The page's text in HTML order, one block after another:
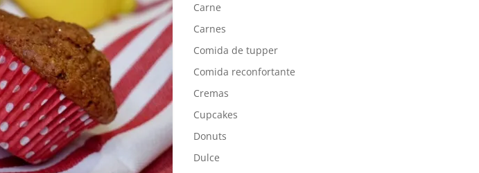
Carne
Carnes
Comida de tupper
Comida reconfortante
Cremas
Cupcakes
Donuts
Dulce